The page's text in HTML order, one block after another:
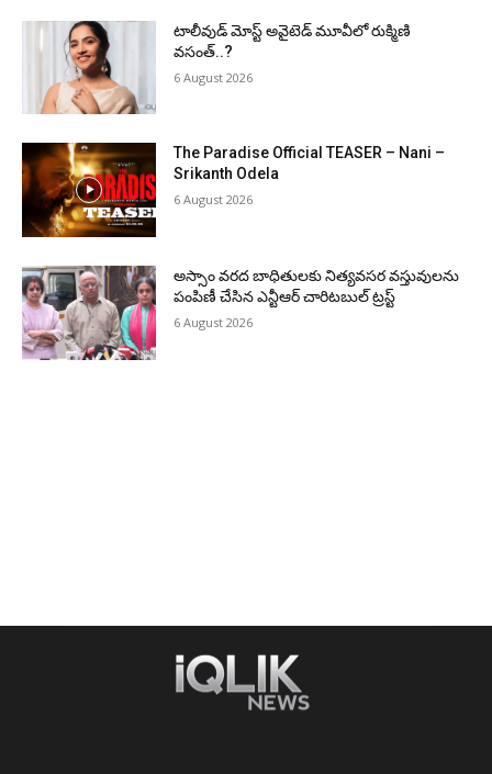
టాలీవుడ్ మోస్ట్ అవైటెడ్ మూవీలో రుక్మిణి
వసంత్..?
6 August 2026
The Paradise Official TEASER – Nani –
Srikanth Odela
6 August 2026
అస్సాం వరద బాధితులకు నిత్యవసర వస్తువులను
పంపిణీ చేసిన ఎన్టీఆర్ చారిటబుల్ ట్రస్ట్
6 August 2026